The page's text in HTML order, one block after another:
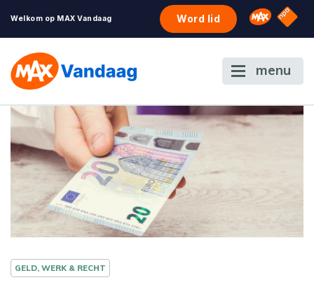
Welkom op MAX Vandaag Word lid Omroep
NPO
menu
GELD, WERK & RECHT